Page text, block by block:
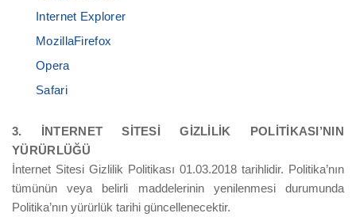
Internet Explorer
MozillaFirefox
Opera
Safari
3. İNTERNET SİTESİ GİZLİLİK POLİTİKASI’NIN
YÜRÜRLÜĞÜ
İnternet Sitesi Gizlilik Politikası 01.03.2018 tarihlidir. Politika’nın
tümünün veya belirli maddelerinin yenilenmesi durumunda
Politika’nın yürürlük tarihi güncellenecektir.